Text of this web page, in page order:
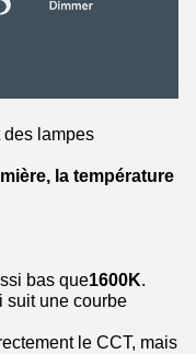
des lampes
la température
bas que1600K.
suit une courbe
le CCT, mais